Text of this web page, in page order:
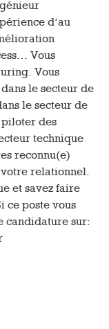
d’au
Vous
Vous
le secteur de
le secteur de
piloter des
technique
reconnu(e)
votre relationnel.
et savez faire
ce poste vous
candidature sur: